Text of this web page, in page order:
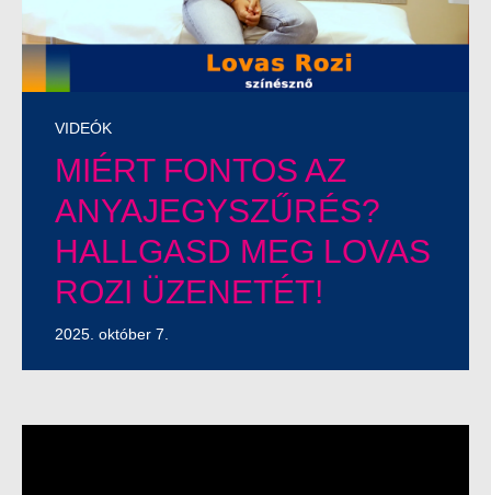
VIDEÓK
MIÉRT FONTOS AZ
ANYAJEGYSZŰRÉS?
HALLGASD MEG LOVAS
ROZI ÜZENETÉT!
2025. október 7.